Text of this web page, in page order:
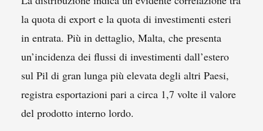
la quota di export e la quota di investimenti esteri
in entrata. Più in dettaglio, Malta, che presenta
un’incidenza dei flussi di investimenti dall’estero
sul Pil di gran lunga più elevata degli altri Paesi,
registra esportazioni pari a circa 1,7 volte il valore
del prodotto interno lordo.